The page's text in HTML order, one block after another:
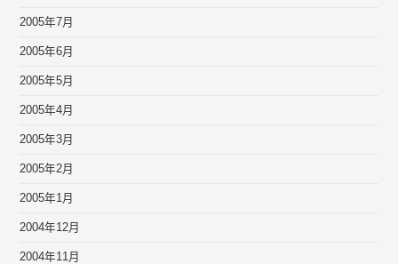
2005年7月
2005年6月
2005年5月
2005年4月
2005年3月
2005年2月
2005年1月
2004年12月
2004年11月